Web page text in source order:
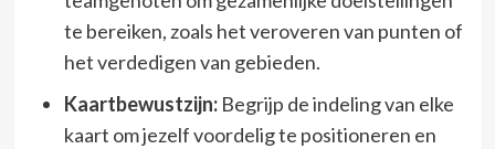
te bereiken, zoals het veroveren van punten of
het verdedigen van gebieden.
Kaartbewustzijn:Begrijp de indeling van elke
kaart om jezelf voordelig te positioneren en